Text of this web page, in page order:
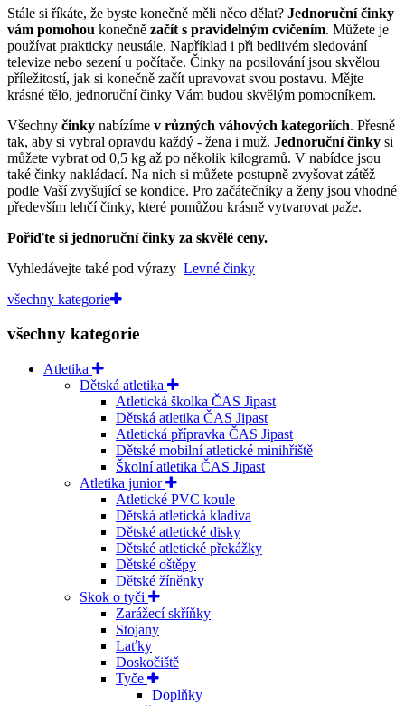
Stále si říkáte, že byste konečně měli něco dělat? Jednoruční činky
vám pomohou konečně začít s pravidelným cvičením. Můžete je
používat prakticky neustále. Například i při bedlivém sledování
televize nebo sezení u počítače. Činky na posilování jsou skvělou
příležitostí, jak si konečně začít upravovat svou postavu. Mějte
krásné tělo, jednoruční činky Vám budou skvělým pomocníkem.
Všechny činky nabízíme v různých váhových kategoriích. Přesně
tak, aby si vybral opravdu každý - žena i muž. Jednoruční činky si
můžete vybrat od 0,5 kg až po několik kilogramů. V nabídce jsou
také činky nakládací. Na nich si můžete postupně zvyšovat zátěž
podle Vaší zvyšující se kondice. Pro začátečníky a ženy jsou vhodné
především lehčí činky, které pomůžou krásně vytvarovat paže.
Pořiďte si jednoruční činky za skvělé ceny.
Vyhledávejte také pod výrazy Levné činky
všechny kategorie
všechny kategorie
Atletika
Dětská atletika
Atletická školka ČAS Jipast
Dětská atletika ČAS Jipast
Atletická přípravka ČAS Jipast
Dětské mobilní atletické minihřiště
Školní atletika ČAS Jipast
Atletika junior
Atletické PVC koule
Dětská atletická kladiva
Dětské atletické disky
Dětské atletické překážky
Dětské oštěpy
Dětské žíněnky
Skok o tyči
Zarážecí skříňky
Stojany
Laťky
Doskočiště
Tyče
Doplňky